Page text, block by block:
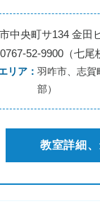
中央町サ134 金田
52-9900（七尾
リア
羽咋市、志賀
部）
教室詳細